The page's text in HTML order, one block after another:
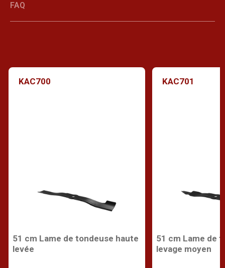
FAQ
KAC700
51 cm Lame de tondeuse haute
levée
KAC701
51 cm Lame de
levage moyen